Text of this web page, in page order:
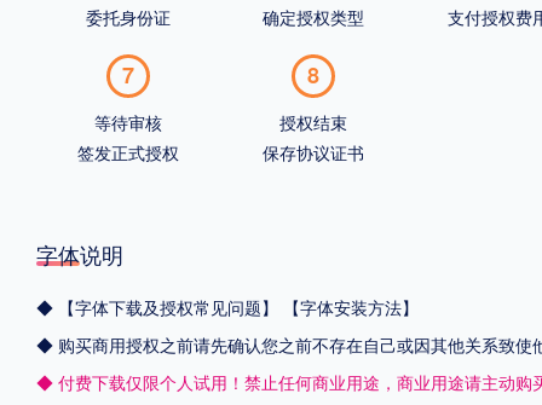
委托身份证
确定授权类型
支付授权费
7
等待审核
签发正式授权
8
授权结束
保存协议证书
字体说明
◆ 【字体下载及授权常见问题】
【字体安装方法】
◆ 购买商用授权之前请先确认您之前不存在自己或因其他关系致使
◆ 付费下载仅限个人试用！禁止任何商业用途，商业用途请主动购